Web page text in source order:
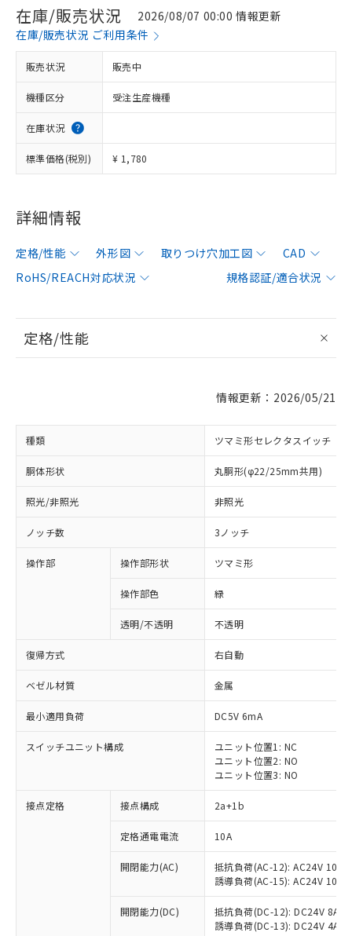
在庫/販売状況
2026/08/07 00:00 情報更新
在庫/販売状況 ご利用条件
販売状況 販売中
機種区分 受注生産機種
在庫状況
標準価格(税別) ¥ 1,780
詳細情報
定格/性能 外形図 取りつけ穴加工図
CAD
RoHS/REACH対応状況
規格認証/適合状況
定格/性能
情報更新：2026/05/21
種類 ツマミ形セレクタスイッチ
胴体形状 丸胴形(φ22/25mm共用)
照光/非照光 非照光
ノッチ数 3ノッチ
操作部 操作部形状 ツマミ形
操作部色 緑
透明/不透明 不透明
復帰方式 右自動
ベゼル材質 金属
最小適用負荷 DC5V 6mA
スイッチユニット構成
ユニット位置1: NC
ユニット位置2: NO
ユニット位置3: NO
接点定格 接点構成 2a+1b
定格通電電流 10A
開閉能力(AC)
抵抗負荷(AC-12): AC24V 10A/
誘導負荷(AC-15): AC24V
開閉能力(DC)
抵抗負荷(DC-12): DC24V 8A/
誘導負荷(DC-13): DC24V 4A/
ご利用条件
対応済み：EU RoHS指令（10物質）の
非含有に対応した製品が提供可能な商品で
有に対応した製品に切り替える予定のある